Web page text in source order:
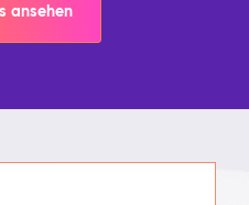
ansehen